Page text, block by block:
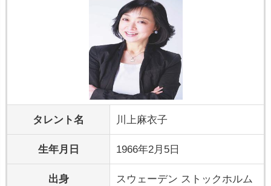
タレント名 川上麻衣子
生年月日 1966年2月5日
出身 スウェーデン ストックホルム